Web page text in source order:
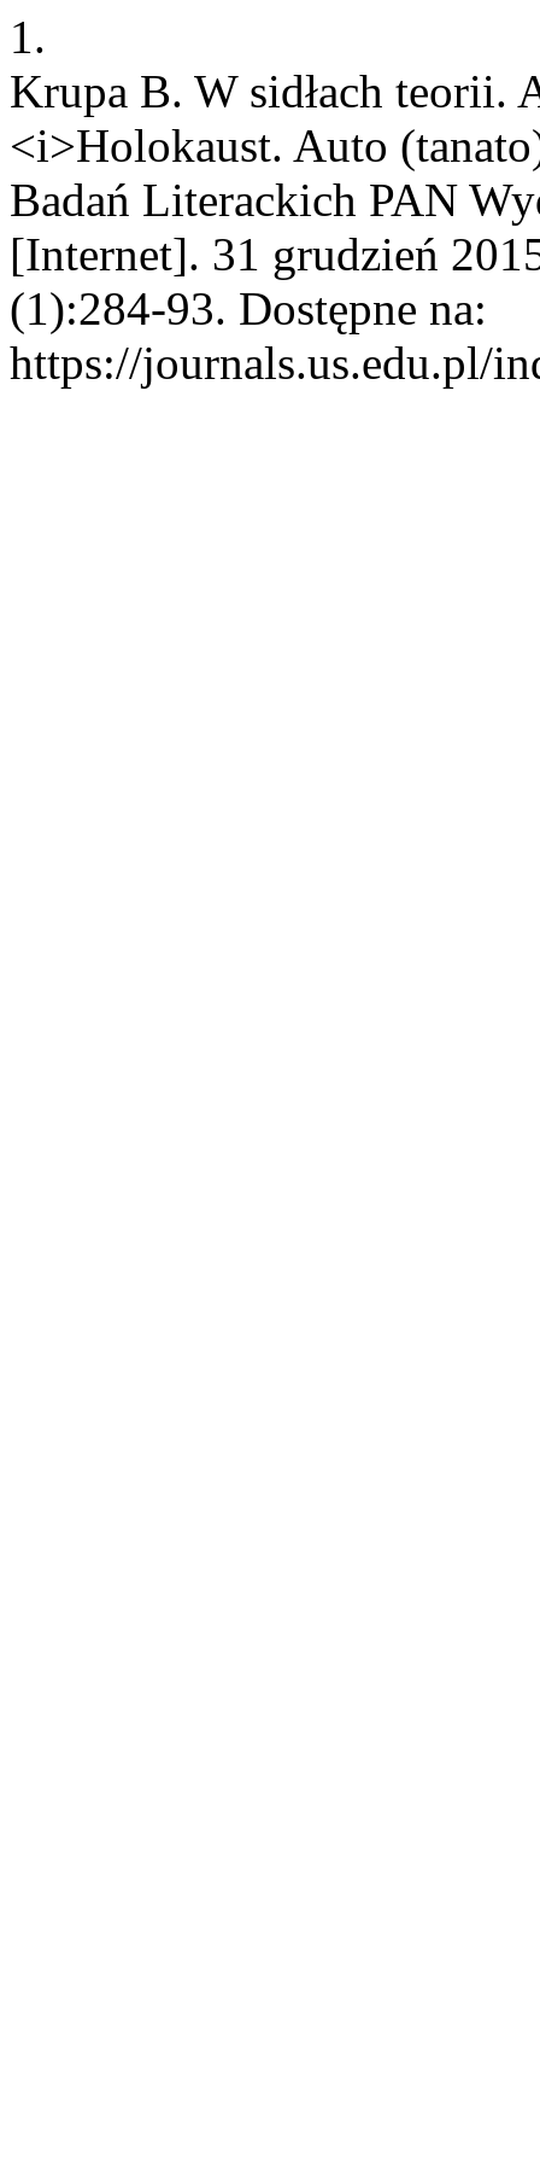
1.
Krupa B. W sidłach teorii.
<i>Holokaust. Auto
Badań Literackich PAN
[Internet]. 31 grudzień
(1):284-93. Dostępne na:
https://journals.us.edu.pl/